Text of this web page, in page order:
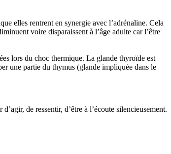
elles rentrent en synergie avec l’adrénaline. Cela
voire disparaissent à l’âge adulte car l’être
lors du choc thermique. La glande thyroïde est
une partie du thymus (glande impliquée dans le
de ressentir, d’être à l’écoute silencieusement.